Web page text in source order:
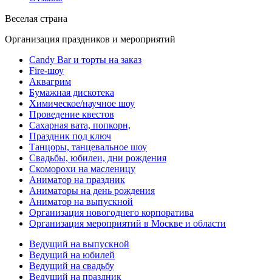
Веселая страна
Организация праздников и мероприятий
Candy Bar и торты на заказ
Fire-шоу
Аквагрим
Бумажная дискотека
Химическое/научное шоу
Проведение квестов
Сахарная вата, попкорн,
Праздник под ключ
Танцоры, танцевальное шоу
Свадьбы, юбилеи, дни рождения
Скоморохи на масленицу
Аниматор на праздник
Аниматоры на день рождения
Аниматор на выпускной
Организация новогоднего корпоратива
Организация мероприятий в Москве и области
Ведущий на выпускной
Ведущий на юбилей
Ведущий на свадьбу
Ведущий на праздник